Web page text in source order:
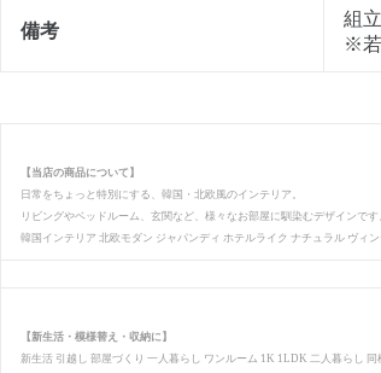
備考
組
※若
【当店の商品について】
日常をちょっと特別にする、韓国・北欧風のインテリア。
リビングやベッドルーム、玄関など、様々なお部屋に馴染むデザインです
韓国インテリア 北欧モダン ジャパンディ ホテルライク ナチュラル ヴィ
【新生活・模様替え・収納に】
新生活 引越し 部屋づくり 一人暮らし ワンルーム 1K 1LDK 二人暮らし